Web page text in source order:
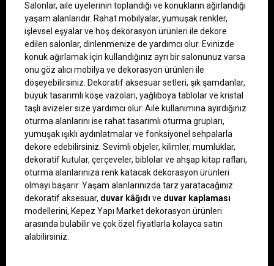
Salonlar, aile üyelerinin toplandığı ve konukların ağırlandığı
yaşam alanlarıdır. Rahat mobilyalar, yumuşak renkler,
işlevsel eşyalar ve hoş dekorasyon ürünleri ile dekore
edilen salonlar, dinlenmenize de yardımcı olur. Evinizde
konuk ağırlamak için kullandığınız ayrı bir salonunuz varsa
onu göz alıcı mobilya ve dekorasyon ürünleri ile
döşeyebilirsiniz. Dekoratif aksesuar setleri, şık şamdanlar,
büyük tasarımlı köşe vazoları, yağlıboya tablolar ve kristal
taşlı avizeler size yardımcı olur. Aile kullanımına ayırdığınız
oturma alanlarını ise rahat tasarımlı oturma grupları,
yumuşak ışıklı aydınlatmalar ve fonksiyonel sehpalarla
dekore edebilirsiniz. Sevimli objeler, kilimler, mumluklar,
dekoratif kutular, çerçeveler, biblolar ve ahşap kitap rafları,
oturma alanlarınıza renk katacak dekorasyon ürünleri
olmayı başarır. Yaşam alanlarınızda tarz yaratacağınız
dekoratif aksesuar, duvar kâğıdı ve duvar kaplaması
modellerini, Kepez Yapı Market dekorasyon ürünleri
arasında bulabilir ve çok özel fiyatlarla kolayca satın
alabilirsiniz.